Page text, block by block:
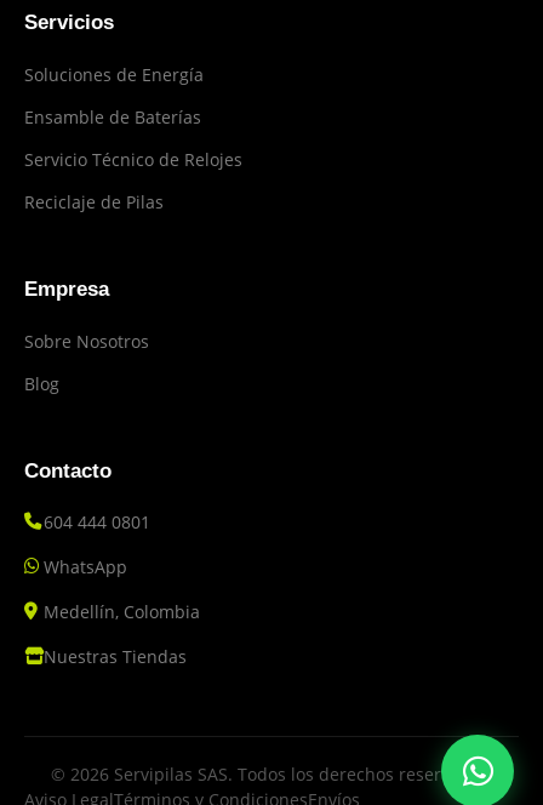
Servicios
Soluciones de Energía
Ensamble de Baterías
Servicio Técnico de Relojes
Reciclaje de Pilas
Empresa
Sobre Nosotros
Blog
Contacto
604 444 0801
WhatsApp
Medellín, Colombia
Nuestras Tiendas
© 2026 Servipilas SAS. Todos los derechos reservados.
Aviso LegalTérminos y CondicionesEnvíos